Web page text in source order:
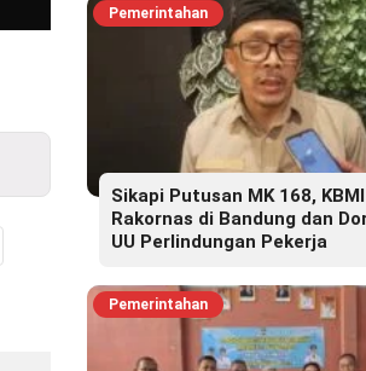
Pemerintahan
Sikapi Putusan MK 168,
Rakornas di Bandung dan
UU Perlindungan Pekerja
Pemerintahan